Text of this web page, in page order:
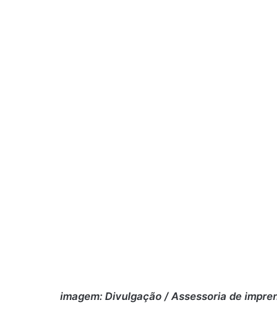
imagem: Divulgação / Assessoria de